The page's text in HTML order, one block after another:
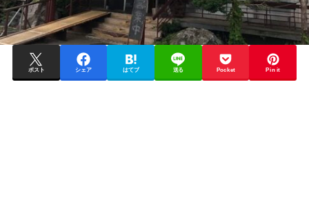
ポスト シェア はてブ 送る Pocket Pin it